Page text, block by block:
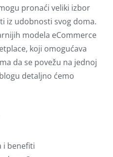
pronaći veliki izbor
iz udobnosti svog doma.
modela eCommerce
koji omogućava
da se povežu na jednoj
detaljno ćemo
i benefiti